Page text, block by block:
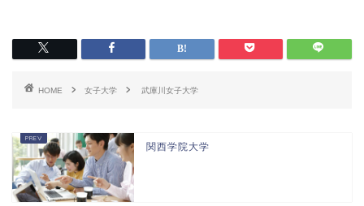
HOME 女子大学 武庫川女子大学
関西学院大学